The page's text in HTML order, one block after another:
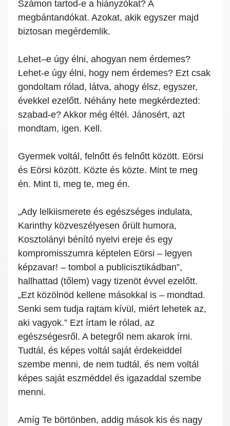
Számon tartod-e a hiányzókat? A
megbántandókat. Azokat, akik egyszer majd
biztosan megérdemlik.
Lehet–e úgy élni, ahogyan nem érdemes?
Lehet-e úgy élni, hogy nem érdemes? Ezt csak
gondoltam rólad, látva, ahogy élsz, egyszer,
évekkel ezelőtt. Néhány hete megkérdezted:
szabad-e? Akkor még éltél. Jánosért, azt
mondtam, igen. Kell.
Gyermek voltál, felnőtt és felnőtt között. Eörsi
és Eörsi között. Közte és közte. Mint te meg
én. Mint ti, meg te, meg én.
„Ady lelkiismerete és egészséges indulata,
Karinthy közveszélyesen őrült humora,
Kosztolányi bénító nyelvi ereje és egy
kompromisszumra képtelen Eörsi – legyen
képzavar! – tombol a publicisztikádban”,
hallhattad (tőlem) vagy tizenöt évvel ezelőtt.
„Ezt közölnöd kellene másokkal is – mondtad.
Senki sem tudja rajtam kívül, miért lehetek az,
aki vagyok.” Ezt írtam le rólad, az
egészségesről. A betegről nem akarok írni.
Tudtál, és képes voltál saját érdekeiddel
szembe menni, de nem tudtál, és nem voltál
képes saját eszméddel és igazaddal szembe
menni.
Amíg Te börtönben, addig mások kis és nagy